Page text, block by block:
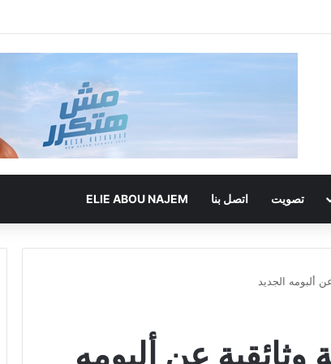
تصويت اتصل بنا ELIE ABOU NAJEM
ألبومه الجديد
عن ألبومه